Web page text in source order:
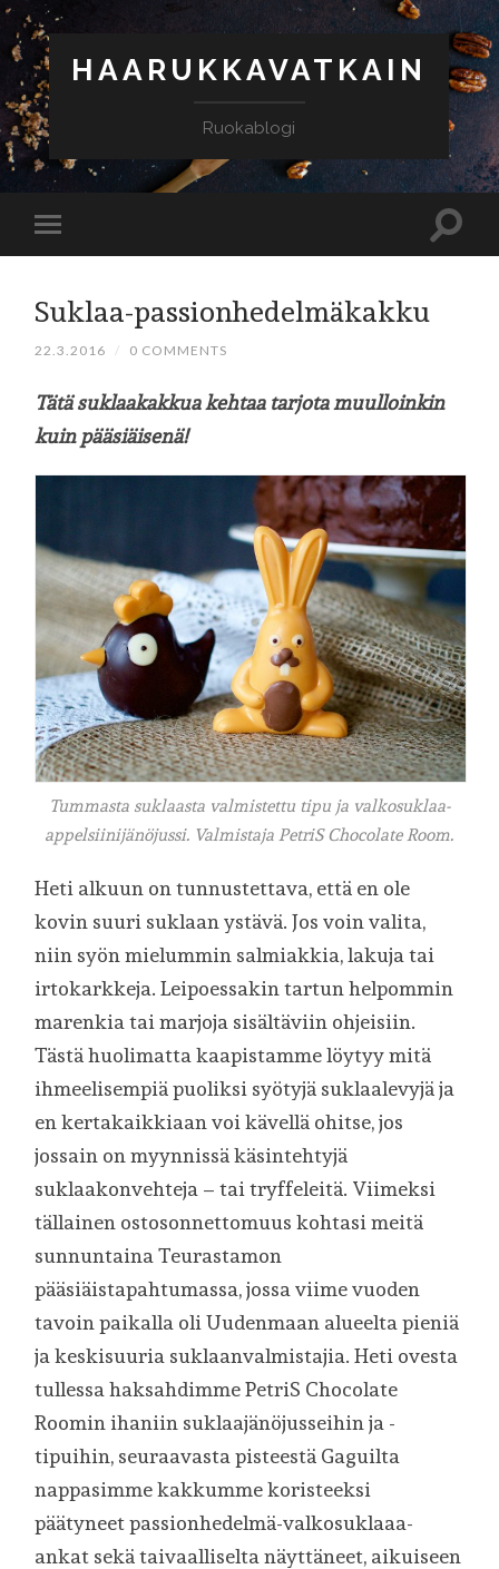
HAARUKKAVATKAIN
Ruokablogi
Suklaa-passionhedelmäkakku
22.3.2016 / 0 COMMENTS
Tätä suklaakakkua kehtaa tarjota muulloinkin
kuin pääsiäisenä!
Tummasta suklaasta valmistettu tipu ja valkosuklaa-
appelsiinijänöjussi. Valmistaja PetriS Chocolate Room.
Heti alkuun on tunnustettava, että en ole
kovin suuri suklaan ystävä. Jos voin valita,
niin syön mielummin salmiakkia, lakuja tai
irtokarkkeja. Leipoessakin tartun helpommin
marenkia tai marjoja sisältäviin ohjeisiin.
Tästä huolimatta kaapistamme löytyy mitä
ihmeelisempiä puoliksi syötyjä suklaalevyjä ja
en kertakaikkiaan voi kävellä ohitse, jos
jossain on myynnissä käsintehtyjä
suklaakonvehteja – tai tryffeleitä. Viimeksi
tällainen ostosonnettomuus kohtasi meitä
sunnuntaina Teurastamon
pääsiäistapahtumassa, jossa viime vuoden
tavoin paikalla oli Uudenmaan alueelta pieniä
ja keskisuuria suklaanvalmistajia. Heti ovesta
tullessa haksahdimme PetriS Chocolate
Roomin ihaniin suklaajänöjusseihin ja -
tipuihin, seuraavasta pisteestä Gaguilta
nappasimme kakkumme koristeeksi
päätyneet passionhedelmä-valkosuklaaa-
ankat sekä taivaalliselta näyttäneet, aikuiseen